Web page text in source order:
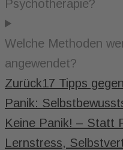
Psychotherapie?
Welche Methoden
angewendet?
Zurück17 Tipps
Panik:
Keine Panik! – Statt
Lernstress,